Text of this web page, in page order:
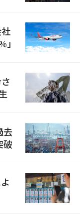
去
破